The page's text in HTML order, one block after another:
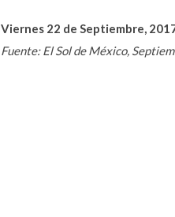
Viernes 22 de Septiembre,
Fuente: El Sol de México,